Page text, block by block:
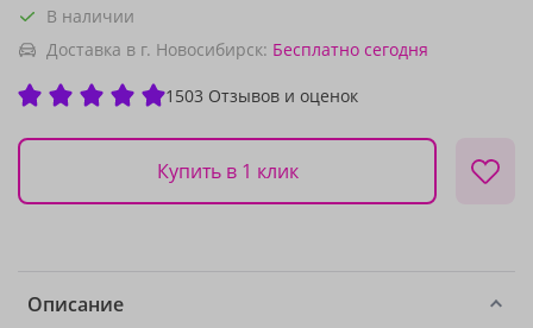
В наличии
Доставка в г. Новосибирск: Бесплатно сегодня
1503 Отзывов и оценок
Купить в 1 клик
Описание